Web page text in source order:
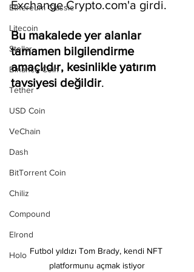
Ethereum Classic
Litecoin
Stellar
Binance Coin
Tether
USD Coin
VeChain
Dash
BitTorrent Coin
Chiliz
Compound
Elrond
Holo
Exchange Crypto.com'a girdi.
Bu makalede yer alanlar
tamamen bilgilendirme
amaçlıdır, kesinlikle yatırım
tavsiyesi değildir.
Futbol yıldızı Tom Brady, kendi NFT
platformunu açmak istiyor